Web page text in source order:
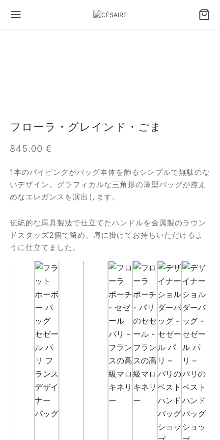
フローラ・グレインド・ごま
845.00 €
1本のパイピングがバッグ本体を飾るシンプルで無駄のな
いデザイン。グラフィカルな三角形の薄型バッグが控え
めなエレガンスを演出します。
伝統的な馬具製法で仕立てたハンドルを金属製のラウン
ドスタッズ2個で留め、肩に掛けてお持ちいただけるよ
うに仕立てました。